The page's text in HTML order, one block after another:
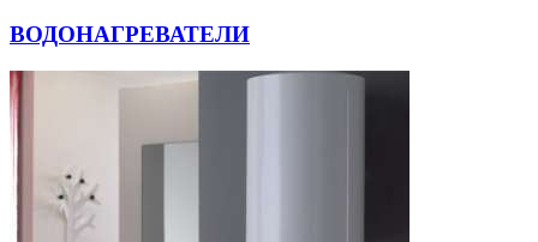
ВОДОНАГРЕВАТЕЛИ